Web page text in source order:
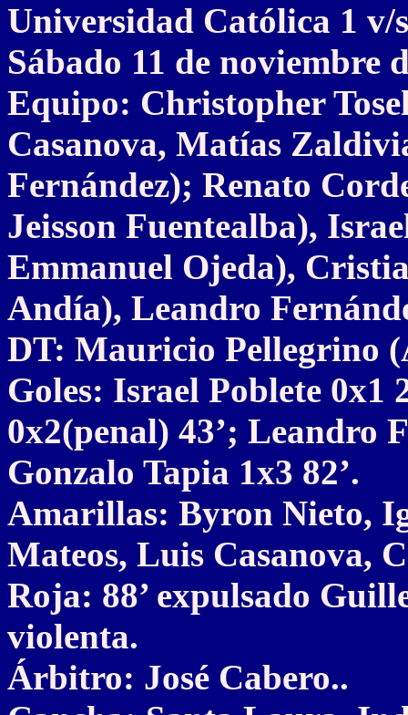
Universidad Católica 1
Sábado 11 de noviembre
Equipo: Christopher
Casanova, Matías
Fernández); Renato
Jeisson Fuentealba),
Emmanuel Ojeda),
Andía), Leandro
DT: Mauricio Pellegrino
Goles: Israel Poblete 0x1
0x2(penal) 43’; Leandro
Gonzalo Tapia 1x3 82’.
Amarillas: Byron Nieto,
Mateos, Luis Casanova,
Roja: 88’ expulsado
violenta.
Árbitro: José Cabero..